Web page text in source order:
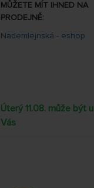
MŮŽETE MÍT IHNED NA
PRODEJNĚ:
Nademlejnská - eshop
Úterý 11.08. může být u
Vás